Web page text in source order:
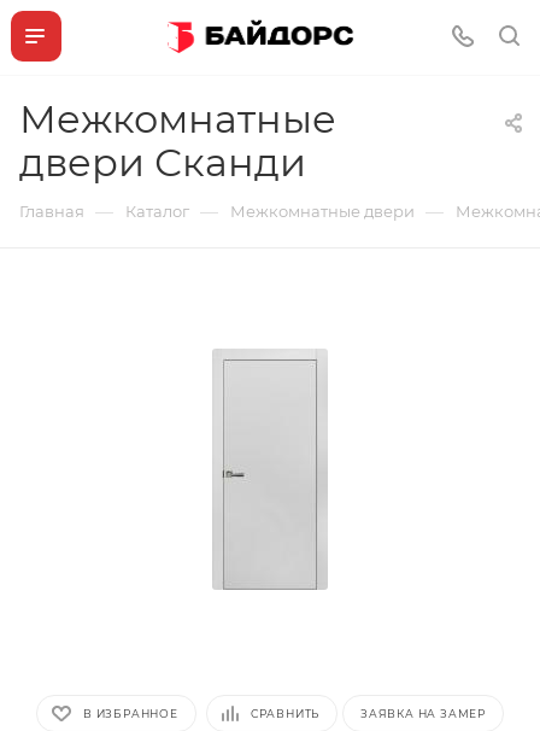
Межкомнатные
двери Сканди
Главная — Каталог — Межкомнатные двери —
В ИЗБРАННОЕ СРАВНИТЬ ЗАЯВКА НА ЗАМЕР